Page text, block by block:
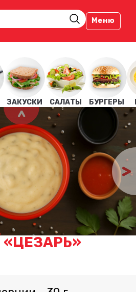
Меню
ЗАКУСКИ САЛАТЫ БУРГЕРЫ
«ЦЕЗАРЬ»